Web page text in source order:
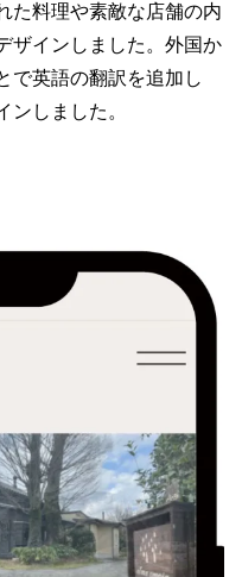
た料理や素敵な店舗の内
ザインしました。外国か
で英語の翻訳を追加し
ンしました。